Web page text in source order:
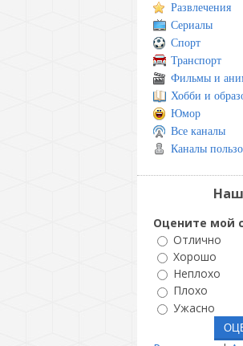
Развлечения
Сериалы
Спорт
Транспорт
Фильмы и
Хобби и
Юмор
Все каналы
Каналы
Наш
Оцените мой
Отлично
Хорошо
Неплохо
Плохо
Ужасно